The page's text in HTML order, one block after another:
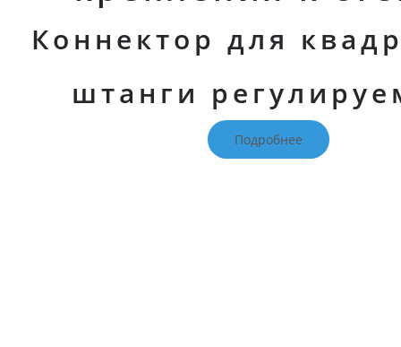
Коннектор для
штанги
Подробнее